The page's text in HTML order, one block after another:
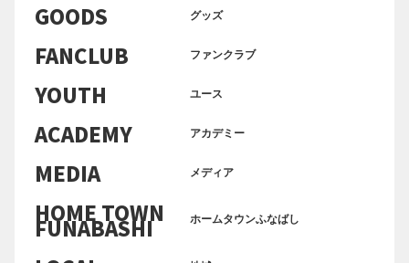
GOODS グッズ
FANCLUB ファンクラブ
YOUTH ユース
ACADEMY アカデミー
MEDIA メディア
HOME TOWN
FUNABASHI ホームタウンふなばし